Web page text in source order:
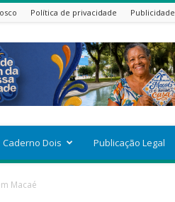
Política de privacidade Publicidade
Caderno Dois Publicação Legal
Macaé